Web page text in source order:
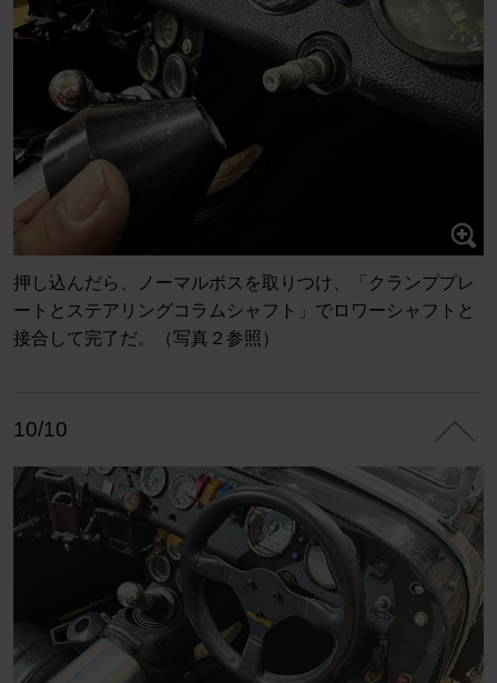
押し込んだら、ノーマルボスを取りつけ、「クランププレ
ートとステアリングコラムシャフト」でロワーシャフトと
接合して完了だ。（写真２参照）
10/10